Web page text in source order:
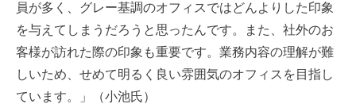
員が多く、グレー基調のオフィスではどんよりした印象
を与えてしまうだろうと思ったんです。また、社外のお
客様が訪れた際の印象も重要です。業務内容の理解が難
しいため、せめて明るく良い雰囲気のオフィスを目指し
ています。」（小池氏）